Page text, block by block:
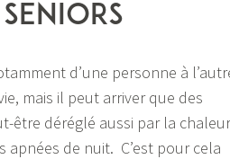
seniors
d’une personne à
mais il peut arriver que des
être déréglé aussi par la
de nuit. C’est pour cela